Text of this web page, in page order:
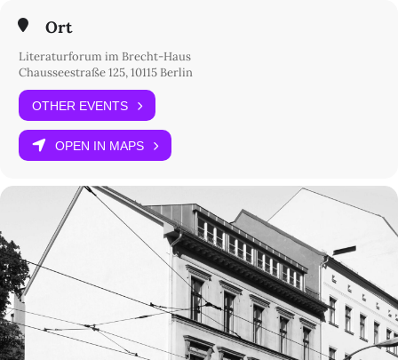
Ort
Literaturforum im Brecht-Haus
Chausseestraße 125, 10115 Berlin
OTHER EVENTS
OPEN IN MAPS